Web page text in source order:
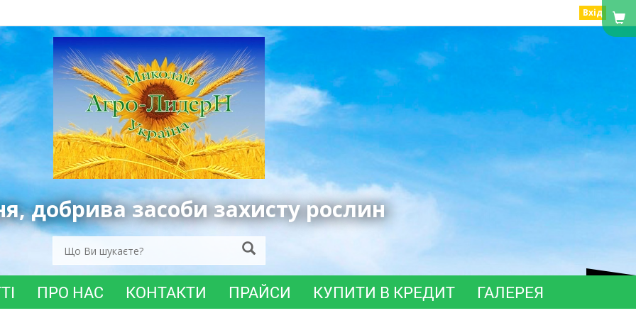
Вхід
добрива засоби захисту рослин
ПРО НАС КОНТАКТИ ПРАЙСИ КУПИТИ В КРЕДИТ ГАЛЕРЕЯ